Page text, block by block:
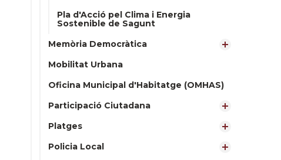
Pla d'Acció pel Clima i Energia
Sostenible de Sagunt
Memòria Democràtica
Mobilitat Urbana
Oficina Municipal d'Habitatge (OMHAS)
Participació Ciutadana
Platges
Policia Local